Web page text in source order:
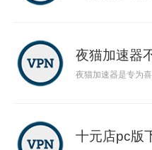
夜猫加速器
夜猫加速器是专为
十元店pc版